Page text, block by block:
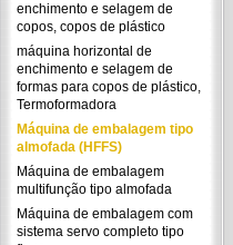
enchimento e selagem de
copos, copos de plástico
máquina horizontal de
enchimento e selagem de
formas para copos de plástico,
Termoformadora
Máquina de embalagem tipo
almofada (HFFS)
Máquina de embalagem
multifunção tipo almofada
Máquina de embalagem com
sistema servo completo tipo